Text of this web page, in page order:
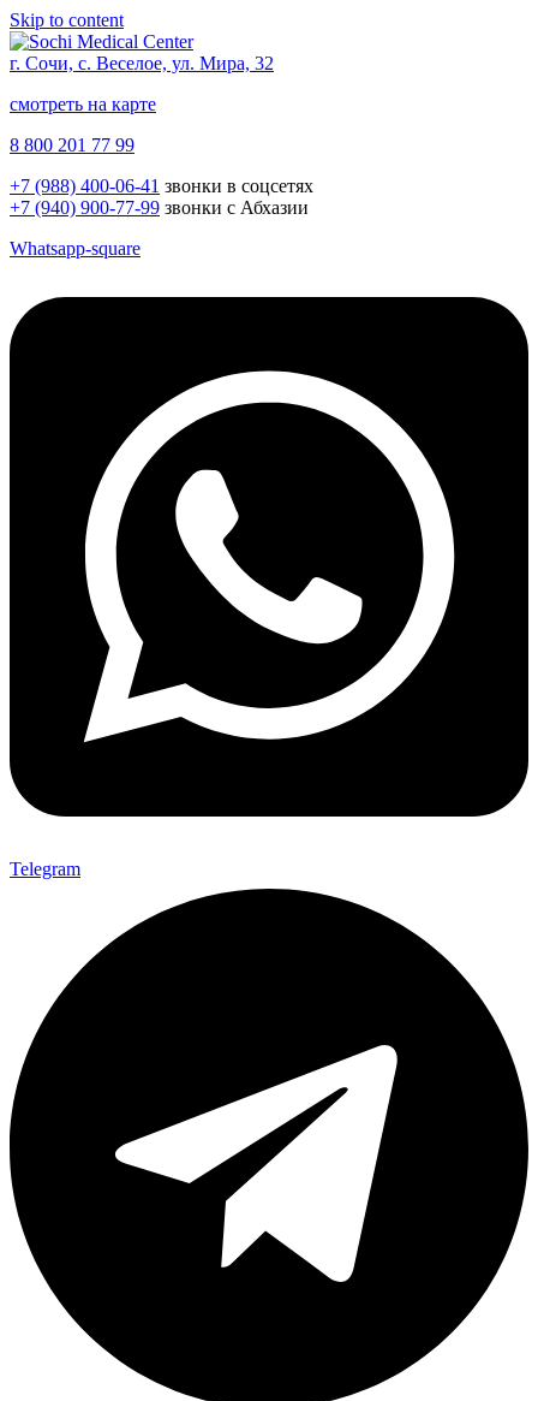
Skip to content
г. Сочи, с. Веселое, ул. Мира, 32
смотреть на карте
8 800 201 77 99
+7 (988) 400-06-41 звонки в соцсетях
+7 (940) 900-77-99 звонки с Абхазии
Whatsapp-square
Telegram